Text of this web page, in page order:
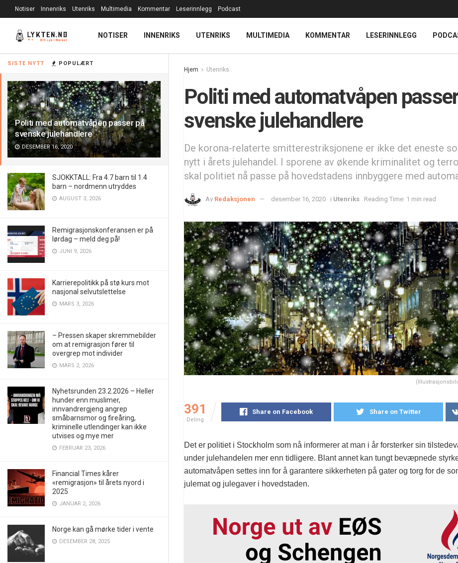
SISTE NYTT POPULÆRT
Politi med automatvåpen passer på
svenske julehandlere
DESEMBER 16, 2020
SJOKKTALL: Fra 4.7 barn til 1.4
barn – nordmenn utryddes
AUGUST 3, 2026
Remigrasjonskonferansen er på
lørdag – meld deg på!
JUNI 9, 2026
Karrierepolitikk på stø kurs mot
nasjonal selvutslettelse
MARS 3, 2026
– Pressen skaper skremmebilder
om at remigrasjon fører til
overgrep mot individer
MARS 2, 2026
Nyhetsrunden 23.2.2026 – Heller
hunder enn muslimer,
innvandrergjeng angrep
småbarnsmor og fireåring,
kriminelle utlendinger kan ikke
utvises og mye mer
FEBRUAR 23, 2026
Financial Times kårer
«remigrasjon» til årets nyord i
2025
JANUAR 2, 2026
Norge kan gå mørke tider i vente
DESEMBER 28, 2025
Notiser Innenriks Utenriks Multimedia Kommentar Leserinnlegg Podcast
NOTISER INNENRIKS UTENRIKS MULTIMEDIA KOMMENTAR LESERINNLEGG
Hjem Utenriks
Politi med automatvåpen
svenske julehandlere
De korona-relaterte smitterestriksjonene er ikke det eneste
nytt i årets julehandel. I sporene av økende kriminalitet og
skal politiet nå passe på hovedstadens innbyggere med
Av Redaksjonen desember 16, 2020 i Utenriks Reading Time: 1 min read
391
Deling
Share on Facebook Share on Twitter
Det er politiet i Stockholm som nå informerer at man i år forsterker sin
under julehandelen mer enn tidligere. Blant annet kan tungt bevæpnede
automatvåpen settes inn for å garantere sikkerheten på gater og torg for de
julemat og julegaver i hovedstaden.